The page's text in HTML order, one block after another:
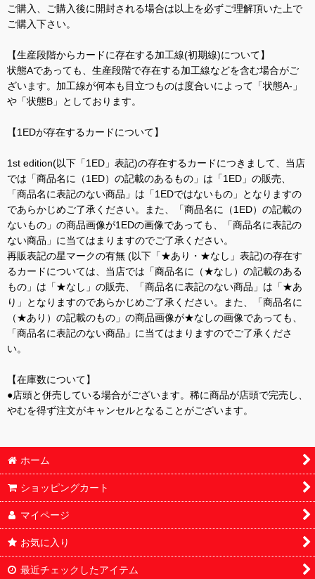
ご購入、ご購入後に開封される場合は以上を必ずご理解頂いた上で
ご購入下さい。
【生産段階からカードに存在する加工線(初期線)について】
状態Aであっても、生産段階で存在する加工線などを含む場合がご
ざいます。加工線が何本も目立つものは度合いによって「状態A-」
や「状態B」としております。
【1EDが存在するカードについて】
1st edition(以下「1ED」表記)の存在するカードにつきまして、当店
では「商品名に（1ED）の記載のあるもの」は「1ED」の販売、
「商品名に表記のない商品」は「1EDではないもの」となりますの
であらかじめご了承ください。また、「商品名に（1ED）の記載の
ないもの」の商品画像が1EDの画像であっても、「商品名に表記の
ない商品」に当てはまりますのでご了承ください。
再販表記の星マークの有無 (以下「★あり・★なし」表記)の存在す
るカードについては、当店では「商品名に（★なし）の記載のある
もの」は「★なし」の販売、「商品名に表記のない商品」は「★あ
り」となりますのであらかじめご了承ください。また、「商品名に
（★あり）の記載のもの」の商品画像が★なしの画像であっても、
「商品名に表記のない商品」に当てはまりますのでご了承くださ
い。
【在庫数について】
●店頭と併売している場合がございます。稀に商品が店頭で完売し、
やむを得ず注文がキャンセルとなることがございます。
ホーム
ショッピングカート
マイページ
お気に入り
最近チェックしたアイテム